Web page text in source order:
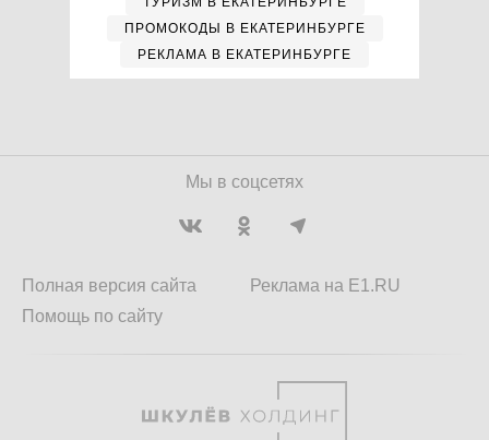
ПРОМОКОДЫ В ЕКАТЕРИНБУРГЕ
РЕКЛАМА В ЕКАТЕРИНБУРГЕ
Мы в соцсетях
Полная версия сайта
Помощь по сайту
Реклама на E1.RU